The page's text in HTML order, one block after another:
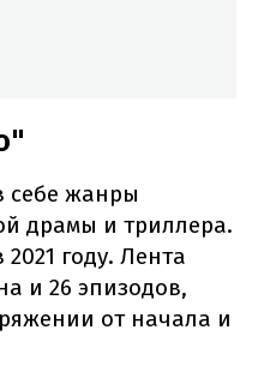
себе жанры
драмы и триллера.
году. Лента
и 26 эпизодов,
от начала и